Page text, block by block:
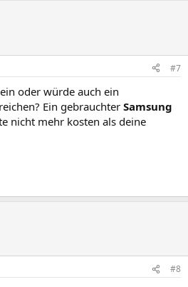
#7
oder würde auch ein
Ein gebrauchter Samsung
nicht mehr kosten als deine
#8